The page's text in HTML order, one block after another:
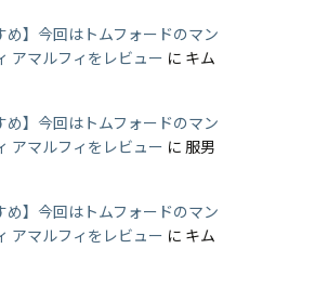
め】今回はトムフォードのマン
アマルフィをレビュー に キム
め】今回はトムフォードのマン
アマルフィをレビュー に 服男
め】今回はトムフォードのマン
アマルフィをレビュー に キム